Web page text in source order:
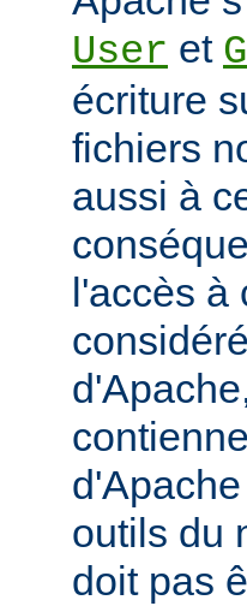
User et
écriture
fichiers
aussi à
l'accès à
outils du
doit pas